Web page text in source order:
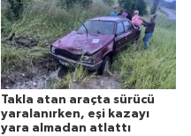
Takla atan araçta sürücü
yaralanırken, eşi kazayı
yara almadan atlattı